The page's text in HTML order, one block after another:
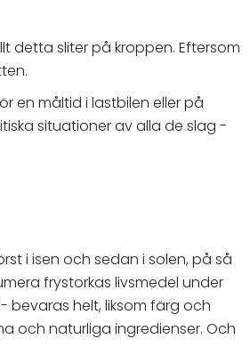
detta sliter på kroppen. Eftersom
en måltid i lastbilen eller på
situationer av alla de slag -
i isen och sedan i solen, på så
frystorkas livsmedel under
bevaras helt, liksom färg och
och naturliga ingredienser. Och